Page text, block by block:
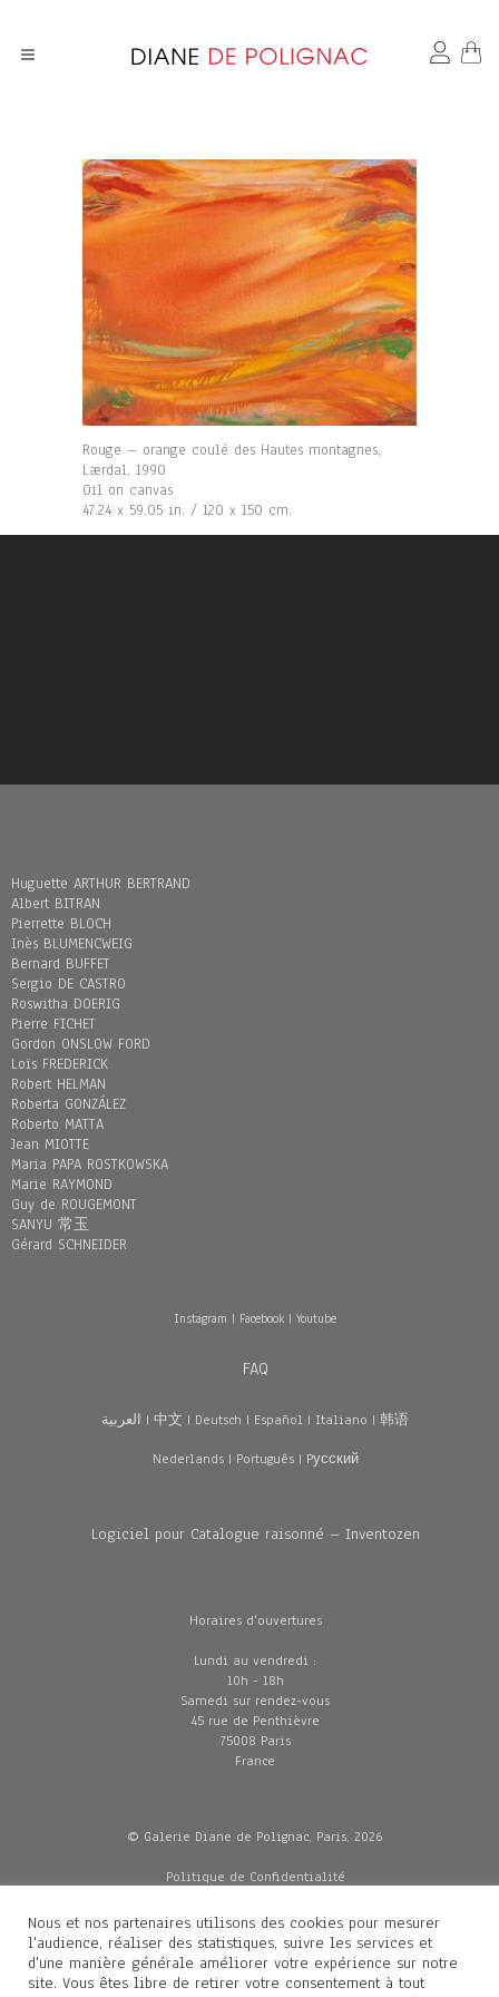
Rouge – orange coulé des Hautes montagnes,
Lærdal, 1990
Oil on canvas
47.24 x 59.05 in. / 120 x 150 cm.
Huguette ARTHUR BERTRAND
Albert BITRAN
Pierrette BLOCH
Inès BLUMENCWEIG
Bernard BUFFET
Sergio DE CASTRO
Roswitha DOERIG
Pierre FICHET
Gordon ONSLOW FORD
Loïs FREDERICK
Robert HELMAN
Roberta GONZÁLEZ
Roberto MATTA
Jean MIOTTE
Maria PAPA ROSTKOWSKA
Marie RAYMOND
Guy de ROUGEMONT
SANYU 常玉
Gérard SCHNEIDER
Instagram | Facebook| Youtube
FAQ
العربية | 中文 | Deutsch | Español | Italiano | 韩语
Nederlands| Português| Pусский
Logiciel pour Catalogue raisonné – Inventozen
Horaires d'ouvertures
Lundi au vendredi :
10h - 18h
Samedi sur rendez-vous
45 rue de Penthièvre
75008 Paris
France
© Galerie Diane de Polignac, Paris, 2026
Politique de Confidentialité
Mentions légales
Livraisons
Nous et nos partenaires utilisons des cookies pour mesurer
l'audience, réaliser des statistiques, suivre les services et
d'une manière générale améliorer votre expérience sur notre
site. Vous êtes libre de retirer votre consentement à tout